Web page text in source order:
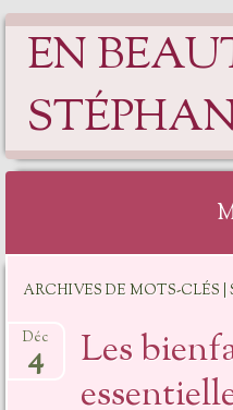
EN
ARCHIVES DE MOTS-CLÉS |
Les
Déc
4